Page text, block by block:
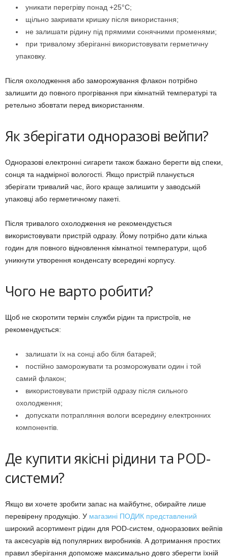
уникати перегріву понад +25°C;
щільно закривати кришку після використання;
не залишати рідину під прямими сонячними променями;
при тривалому зберіганні використовувати герметичну
упаковку.
Після охолодження або заморожування флакон потрібно
залишити до повного прогрівання при кімнатній температурі та
ретельно збовтати перед використанням.
Як зберігати одноразові вейпи?
Одноразові електронні сигарети також бажано берегти від спеки,
сонця та надмірної вологості. Якщо пристрій планується
зберігати тривалий час, його краще залишити у заводській
упаковці або герметичному пакеті.
Після тривалого охолодження не рекомендується
використовувати пристрій одразу. Йому потрібно дати кілька
годин для повного відновлення кімнатної температури, щоб
уникнути утворення конденсату всередині корпусу.
Чого не варто робити?
Щоб не скоротити термін служби рідин та пристроїв, не
рекомендується:
залишати їх на сонці або біля батарей;
постійно заморожувати та розморожувати один і той
самий флакон;
використовувати пристрій одразу після сильного
охолодження;
допускати потрапляння вологи всередину електронних
компонентів.
Де купити якісні рідини та POD-
системи?
Якщо ви хочете зробити запас на майбутнє, обирайте лише
перевірену продукцію. У магазині ПОДИК представлений
широкий асортимент рідин для POD-систем, одноразових вейпів
та аксесуарів від популярних виробників. А дотримання простих
правил зберігання допоможе максимально довго зберегти їхній